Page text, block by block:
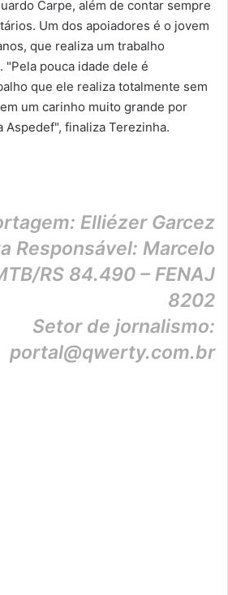
Carpe, além de contar sempre
Um dos apoiadores é o jovem
que realiza um trabalho
pouca idade dele é
que ele realiza totalmente sem
um carinho muito grande por
Aspedef", finaliza Terezinha.
Elliézer Garcez
Responsável: Marcelo
RS 84.490 – FENAJ
8202
Setor de jornalismo:
portal@qwerty.com.br